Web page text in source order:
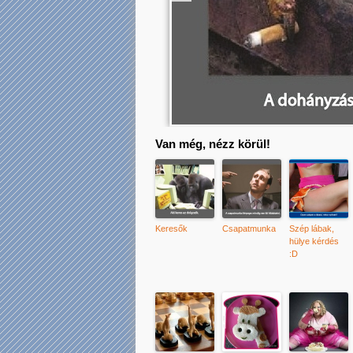
Van még, nézz körül!
Keresők Csapatmunka
Szép lábak,
hülye kérdés
:D